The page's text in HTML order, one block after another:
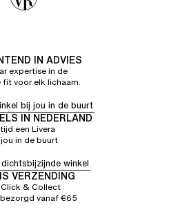
IN ADVIES
expertise in de
voor elk lichaam.
bij jou in de buurt
IN NEDERLAND
een Livera
in de buurt
winkel
VERZENDING
& Collect
vanaf €65